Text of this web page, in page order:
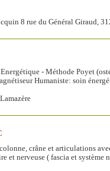
8 rue du Général Giraud,
- Méthode Poyet
Humaniste: soin
crâne et articulations
et nerveuse ( fascia et